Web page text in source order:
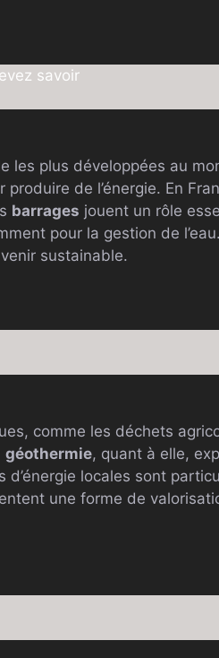
savoir
les plus développées au
de l’énergie. En
barrages jouent un rôle
pour la gestion de
sustainable.
comme les déchets
géothermie, quant à elle,
locales sont
une forme de